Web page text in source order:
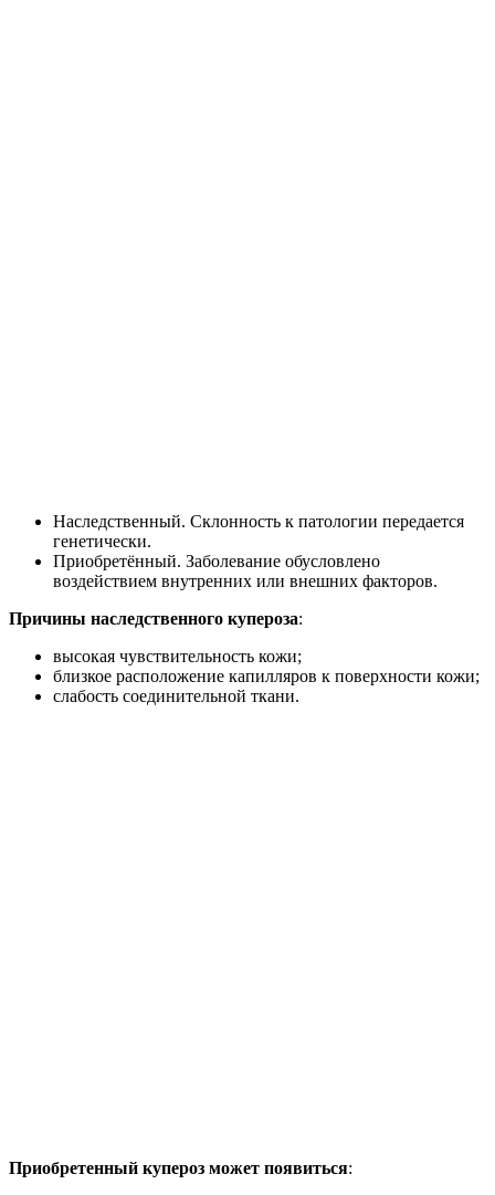
Наследственный. Склонность к патологии передается
генетически.
Приобретённый. Заболевание обусловлено
воздействием внутренних или внешних факторов.
Причины наследственного купероза:
высокая чувствительность кожи;
близкое расположение капилляров к поверхности кожи;
слабость соединительной ткани.
Приобретенный купероз может появиться: